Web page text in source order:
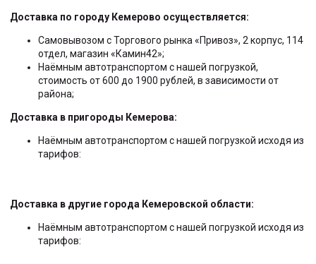
Доставка по городу Кемерово осуществляется:
Самовывозом с Торгового рынка «Привоз», 2 корпус, 114
отдел, магазин «Камин42»;
Наёмным автотранспортом с нашей погрузкой,
стоимость от 600 до 1900 рублей, в зависимости от
района;
Доставка в пригороды Кемерова:
Наёмным автотранспортом с нашей погрузкой исходя из
тарифов:
Доставка в другие города Кемеровской области:
Наёмным автотранспортом с нашей погрузкой исходя из
тарифов: